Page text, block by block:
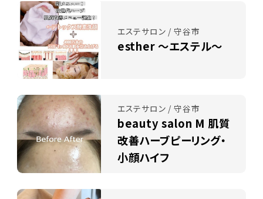
エステサロン / 守谷市
esther ～エステル～
エステサロン / 守谷市
beauty salon M 肌質
改善ハーブピーリング・
小顔ハイフ